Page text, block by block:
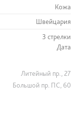
Кожа
Швейцария
3 стрелки
Дата
Литейный пр., 27
Большой пр. ПС, 60